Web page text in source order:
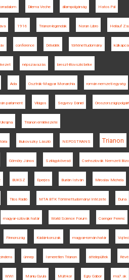
Dilema Veche állampolgárság Hatos Pál
1916 Trianon-legendák Noran Libro Heilauf
conference Délvidék történettudomány
népszavazás breszt-litovszki béke
Ada Osztrák-Magyar Monarchia román nemzeti egység
parlament Világos Segyevy Dániel Oroszországi
Ukrajna Trianon emlékezete
Bukovszky László NEPOSTRANS Trianon
Gömöry János Szilágykövesd Csehszlovák Nemzeti
BUKSZ Eperjes Burián István Miroslav Michela
Tilos Rádió MTA BTK Történettudományi Intézete Duna
magyar-szlovák határ World Science Forum Csenger Ferenc
Finnország Kádár-korszak magyar-román határ
ünnep Ismeretlen Trianon áttelepültek
WWI Maniu Gyula Múlt-kor Egry Gábor ma7.sk